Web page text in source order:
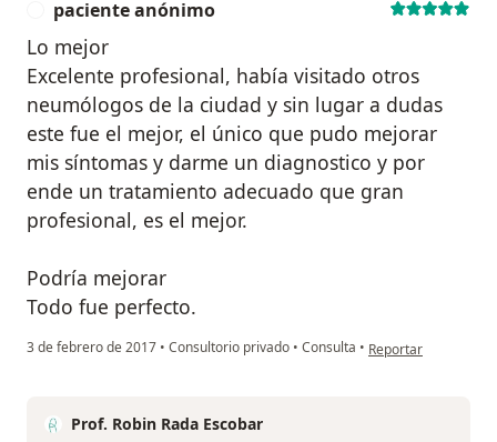
paciente anónimo
Lo mejor
Excelente profesional, había visitado otros
neumólogos de la ciudad y sin lugar a dudas
este fue el mejor, el único que pudo mejorar
mis síntomas y darme un diagnostico y por
ende un tratamiento adecuado que gran
profesional, es el mejor.
Podría mejorar
Todo fue perfecto.
3 de febrero de 2017 • Consultorio privado • Consulta • en opinión del
Reportar
Prof. Robin Rada Escobar